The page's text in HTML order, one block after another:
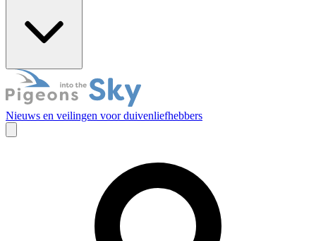
Nieuws en veilingen voor duivenliefhebbers